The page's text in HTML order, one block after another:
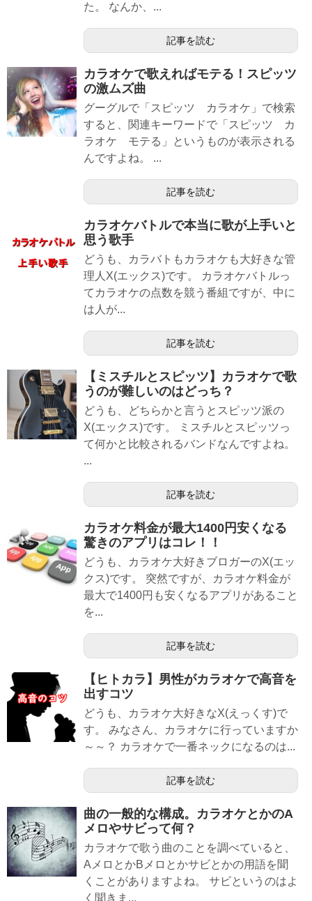
た。 なんか、...
記事を読む
カラオケで歌えればモテる！スピッツ
の激ムズ曲
グーグルで「スピッツ カラオケ」で検索
すると、関連キーワードで「スピッツ カ
ラオケ モテる」というものが表示される
んですよね。 ...
記事を読む
カラオケバトルで本当に歌が上手いと
思う歌手
どうも、カラバトもカラオケも大好きな管
理人X(エックス)です。 カラオケバトルっ
てカラオケの点数を競う番組ですが、中に
は人が...
記事を読む
【ミスチルとスピッツ】カラオケで歌
うのが難しいのはどっち？
どうも、どちらかと言うとスピッツ派の
X(エックス)です。 ミスチルとスピッツっ
て何かと比較されるバンドなんですよね。
...
記事を読む
カラオケ料金が最大1400円安くなる
驚きのアプリはコレ！！
どうも、カラオケ大好きブロガーのX(エッ
クス)です。 突然ですが、カラオケ料金が
最大で1400円も安くなるアプリがあること
を...
記事を読む
【ヒトカラ】男性がカラオケで高音を
出すコツ
どうも、カラオケ大好きなX(えっくす)で
す。 みなさん、カラオケに行っていますか
～～？ カラオケで一番ネックになるのは...
記事を読む
曲の一般的な構成。カラオケとかのA
メロやサビって何？
カラオケで歌う曲のことを調べていると、
AメロとかBメロとかサビとかの用語を聞
くことがありますよね。 サビというのはよ
く聞きま...